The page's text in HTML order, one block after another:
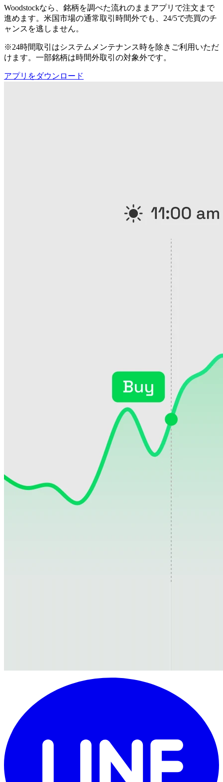
Woodstockなら、銘柄を調べた流れのままアプリで注文まで
進めます。米国市場の通常取引時間外でも、24/5で売買のチ
ャンスを逃しません。
※24時間取引はシステムメンテナンス時を除きご利用いただ
けます。一部銘柄は時間外取引の対象外です。
アプリをダウンロード